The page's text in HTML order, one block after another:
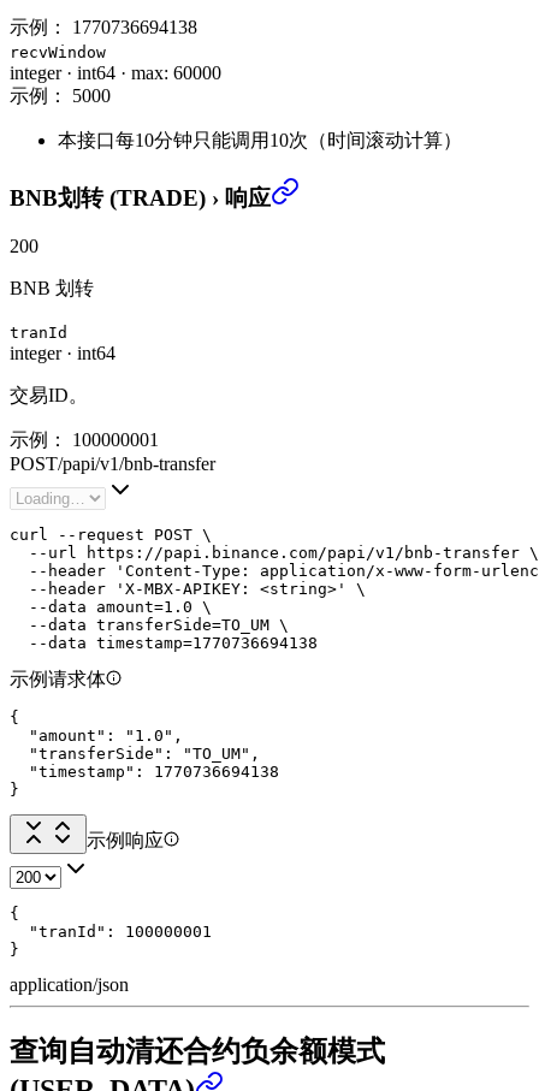
示例： 1770736694138
recvWindow
integer· int64 · max: 60000
示例：
5000
本接口每10分钟只能调用10次（时间滚动计算）
BNB划转 (TRADE) › 响应
200
BNB 划转
tranId
integer· int64
交易ID。
示例：
100000001
POST/papi/v1/bnb-transfer
curl --request POST \
  --url https://papi.binance.com/papi/v1/bnb-transfer \
--header 'Content-Type: application/x-www-form-
  --header 'X-MBX-APIKEY: <string>' \
  --data amount=1.0 \
  --data transferSide=TO_UM \
  --data timestamp=1770736694138
示例请求体
{
  "amount": "1.0",
  "transferSide": "TO_UM",
  "timestamp": 1770736694138
}
示例响应
{
  "tranId": 100000001
}
application/json
查询自动清还合约负余额模式